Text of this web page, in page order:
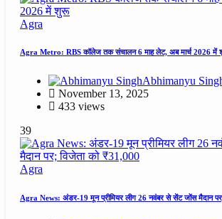
Agra
Agra Metro: RBS कॉलेज तक संचालन 6 माह लेट, अब मार्च 2026 में
Abhimanyu
November 13, 2025
433 views
39
Agra
Agra News: अंडर-19 मून प्रीमियर लीग 26 नवंबर से सेंट जोंस मैदान